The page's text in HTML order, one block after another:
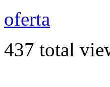
oferta
437 total